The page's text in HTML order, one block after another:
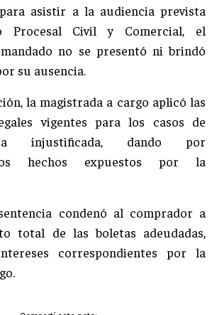
asistir a la audiencia prevista
Procesal Civil y Comercial, el
no se presentó ni brindó
su ausencia.
la magistrada a cargo aplicó las
vigentes para los casos de
injustificada, dando por
hechos expuestos por la
condenó al comprador a
total de las boletas adeudadas,
correspondientes por la